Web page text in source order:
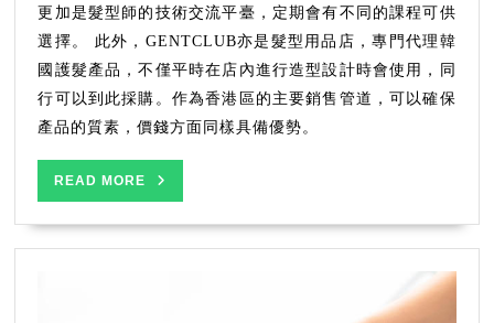
更加是髮型師的技術交流平臺，定期會有不同的課程可供
選擇。 此外，GENTCLUB亦是髮型用品店，專門代理韓
國護髮產品，不僅平時在店內進行造型設計時會使用，同
行可以到此採購。作為香港區的主要銷售管道，可以確保
產品的質素，價錢方面同樣具備優勢。
READ MORE
MORE